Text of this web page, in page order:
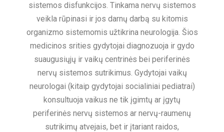
sistemos disfunkcijos. Tinkama nervų sistemos
veikla rūpinasi ir jos darnų darbą su kitomis
organizmo sistemomis užtikrina neurologija. Šios
medicinos srities gydytojai diagnozuoja ir gydo
suaugusiųjų ir vaikų centrinės bei periferinės
nervų sistemos sutrikimus. Gydytojai vaikų
neurologai (kitaip gydytojai socialiniai pediatrai)
konsultuoja vaikus ne tik įgimtų ar įgytų
periferinės nervų sistemos ar nervų-raumenų
sutrikimų atvejais, bet ir įtariant raidos,